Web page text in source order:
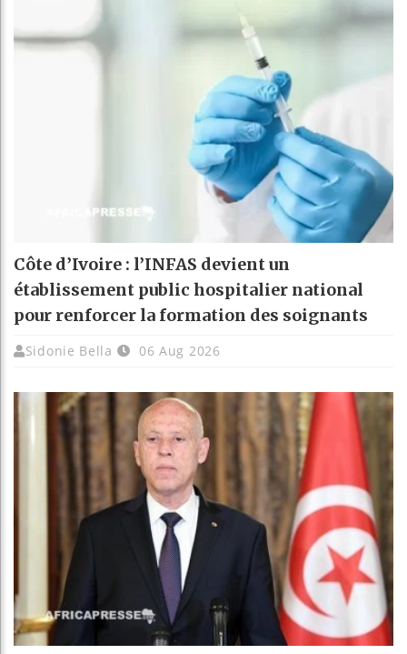
Côte d’Ivoire : l’INFAS devient un
établissement public hospitalier national
pour renforcer la formation des soignants
Sidonie Bella 06 Aug 2026